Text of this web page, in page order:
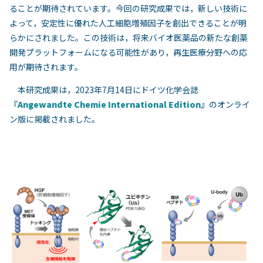
ることが期待されています。今回の研究成果では，新しい技術に
よって，安定性に優れた人工細胞増殖因子を創出できることが明
らかにされました。この技術は，将来バイオ医薬品の新たな創薬
開発プラットフォームになる可能性があり，再生医療分野への応
用が期待されます。
本研究成果は，2023年7月14日にドイツ化学会誌
『Angewandte Chemie International Edition』のオンライ
ン版に掲載されました。